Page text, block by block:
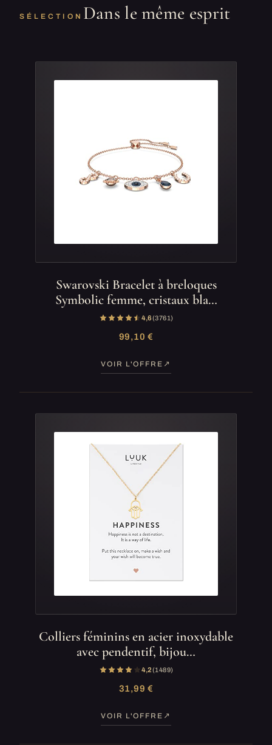
SÉLECTION Dans le même esprit
Swarovski Bracelet à breloques
Symbolic femme, cristaux bla…
4,6(3 761)
99,10 €
VOIR L'OFFRE
Colliers féminins en acier inoxydable
avec pendentif, bijou…
4,2(1 489)
31,99 €
VOIR L'OFFRE